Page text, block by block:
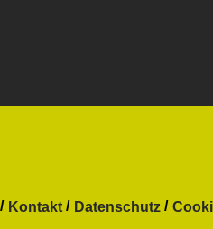
Kontakt Datenschutz